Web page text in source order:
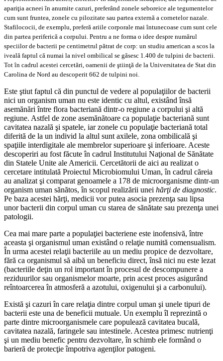
apariţia acneei în anumite cazuri, preferând zonele seboreice ale tegumentelor
cum sunt fruntea, zonele cu pilozitate sau partea externă a cornetelor nazale.
Stafilococii, de exemplu, preferă ariile corporale mai întunecoase cum sunt cele
din partea periferică a corpului. Pentru a ne forma o idee despre numărul
speciilor de bacterii pe centimetrul pătrat de corp: un studiu american a scos la
iveală faptul că numai la nivel ombilical se găsesc 1.400 de tulpini de bacterii.
Tot în cadrul acestei cercetări, oamenii de ştiinţă de la Universitatea de Stat din
Carolina de Nord au descoperit 662 de tulpini noi.
Este ştiut faptul că din punctul de vedere al populaţiilor de bacterii
nici un organism uman nu este identic cu altul, existând însă
asemănări între flora bacteriană dintr-o regiune a corpului şi altă
regiune. Astfel de zone asemănătoare ca populaţie bacteriană sunt
cavitatea nazală şi spatele, iar zonele cu populaţie bacteriană total
diferită de la un individ la altul sunt axilele, zona ombilicală şi
spaţiile interdigitale ale membrelor superioare şi inferioare. Aceste
descoperiri au fost făcute în cadrul Institutului Naţional de Sănătate
din Statele Unite ale Americii. Cercetătorii de aici au realizat o
cercetare intitulată Proiectul Microbiomului Uman, în cadrul căreia
au analizat şi comparat genoamele a 178 de microorganisme dintr-un
organism uman sănătos, în scopul realizării unei hărţi de diagnostic.
Pe baza acestei hărţi, medicii vor putea asocia prezenţa sau lipsa
unor bacterii din corpul uman cu starea de sănătate sau prezenţa unei
patologii.
Cea mai mare parte a populaţiei bacteriene este inofensivă, între
aceasta şi organismul uman existând o relaţie numită comensualism.
În urma acestei relaţii bacteriile au un mediu propice de dezvoltare,
fără ca organismul să aibă un beneficiu direct, însă nici nu este lezat
(bacteriile deţin un rol important în procesul de descompunere a
reziduurilor sau organismelor moarte, prin acest proces asigurând
reîntoarcerea în atmosferă a azotului, oxigenului şi a carbonului).
Există şi cazuri în care relaţia dintre corpul uman şi unele tipuri de
bacterii este una de beneficii mutuale. Un exemplu îl reprezintă o
parte dintre microorganismele care populează cavitatea bucală,
cavitatea nazală, faringele sau intestinele. Acestea primesc nutrienţi
şi un mediu benefic pentru dezvoltare, în schimb ele formând o
barieră de protecţie împotriva agenţilor patogeni.